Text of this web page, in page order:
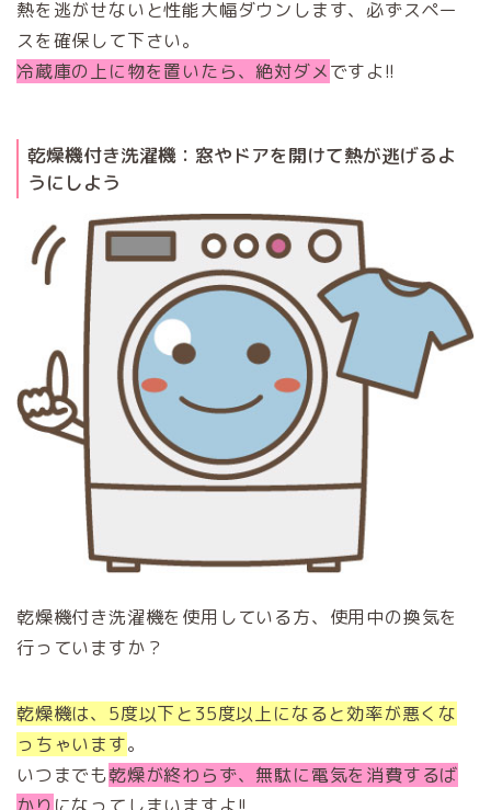
熱を逃がせないと性能大幅ダウンします、必ずスペー
スを確保して下さい。
冷蔵庫の上に物を置いたら、絶対ダメですよ!!
乾燥機付き洗濯機：窓やドアを開けて熱が逃げるよ
うにしよう
乾燥機付き洗濯機を使用している方、使用中の換気を
行っていますか？
乾燥機は、5度以下と35度以上になると効率が悪くな
っちゃいます。
いつまでも乾燥が終わらず、無駄に電気を消費するば